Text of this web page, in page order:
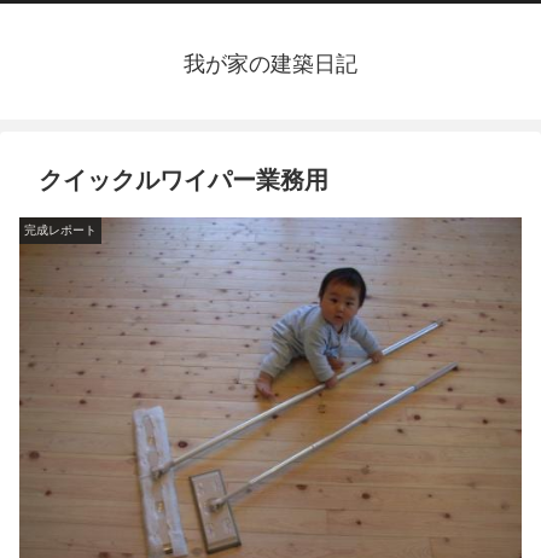
我が家の建築日記
クイックルワイパー業務用
完成レポート